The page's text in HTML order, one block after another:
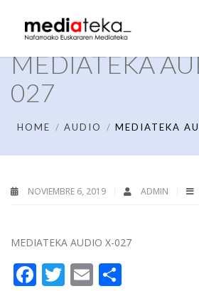
MEDIATEKA
027
HOME AUDIO MEDIATEKA
NOVIEMBRE 6, 2019 ADMIN
MEDIATEKA AUDIO X-027
Facebook
Twitter
Email